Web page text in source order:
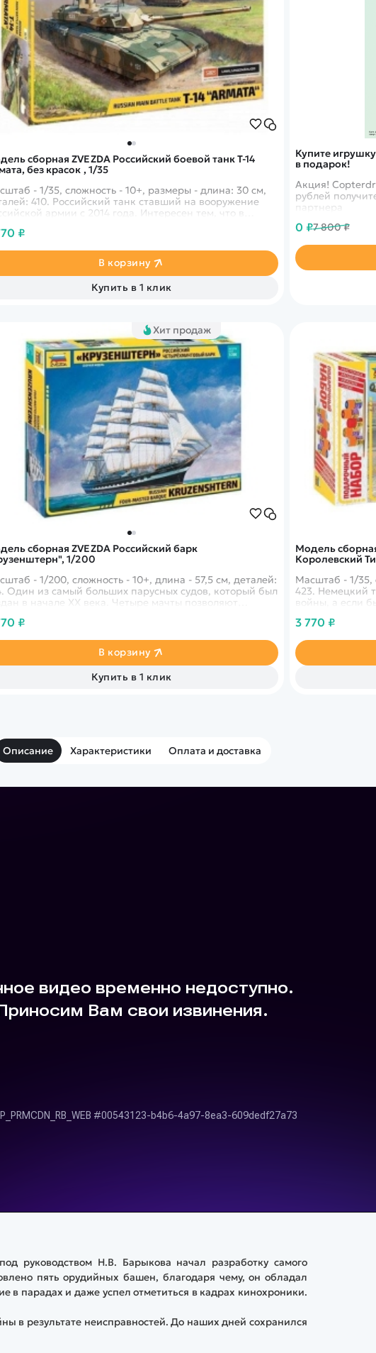
Купите
в подарок!
Акция!
рублей
партнера
0 ₽7 800 ₽
сборная ZVEZDA Российский боевой танк Т-14
без красок , 1/35
- 1/35, сложность - 10+, размеры - длина: 30 см,
410. Российский танк ставший на вооружение
армии с 2014 года. Интересен тем, что в
месте, специально разработанным для этого.
₽
В корзину
Купить в 1 клик
Хит продаж
сборная ZVEZDA Российский барк
1/200
- 1/200, сложность - 10+, длина - 57,5 см, деталей:
Один из самый больших парусных судов, который был
в начале XX века. Четыре мачты позволяют
₽
В корзину
Купить в 1 клик
Модель
Королевский
Масштаб - 1/35,
423. Немецкий
войны, а если
3 770 ₽
Описание Характеристики Оплата и доставка
руководством Н.В. Барыкова начал разработку самого
пять орудийных башен, благодаря чему, он обладал
парадах и даже успел отметиться в кадрах кинохроники.
в результате неисправностей. До наших дней сохранился